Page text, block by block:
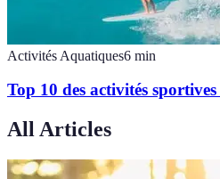
Activités Aquatiques6 min
Top 10 des activités
All Articles